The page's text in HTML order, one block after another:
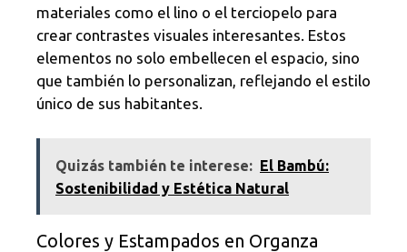
materiales como el lino o el terciopelo para
crear contrastes visuales interesantes. Estos
elementos no solo embellecen el espacio, sino
que también lo personalizan, reflejando el estilo
único de sus habitantes.
Quizás también te interese: El Bambú:
Sostenibilidad y Estética Natural
Colores y Estampados en Organza